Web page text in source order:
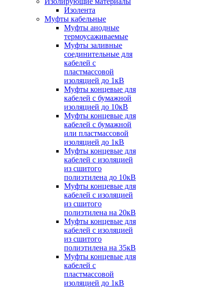
Изолента
Муфты кабельные
Муфты анодные
термоусаживаемые
Муфты заливные
соединительные для
кабелей с
пластмассовой
изоляцией до 1кВ
Муфты концевые для
кабелей с бумажной
изоляцией до 10кВ
Муфты концевые для
кабелей с бумажной
или пластмассовой
изоляцией до 1кВ
Муфты концевые для
кабелей с изоляцией
из сшитого
полиэтилена до 10кВ
Муфты концевые для
кабелей с изоляцией
из сшитого
полиэтилена на 20кВ
Муфты концевые для
кабелей с изоляцией
из сшитого
полиэтилена на 35кВ
Муфты концевые для
кабелей с
пластмассовой
изоляцией до 1кВ